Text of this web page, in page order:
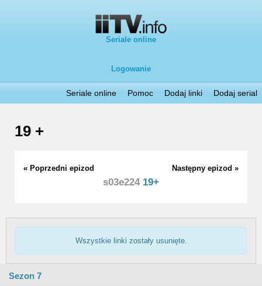
Seriale online
Logowanie
Seriale online Pomoc Dodaj linki Dodaj serial
19 +
« Poprzedni epizod Następny epizod »
s03e22419+
Wszystkie linki zostały usunięte.
Sezon 7